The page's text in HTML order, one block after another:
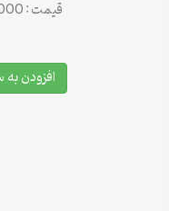
قیمت : 54,000
افزودن